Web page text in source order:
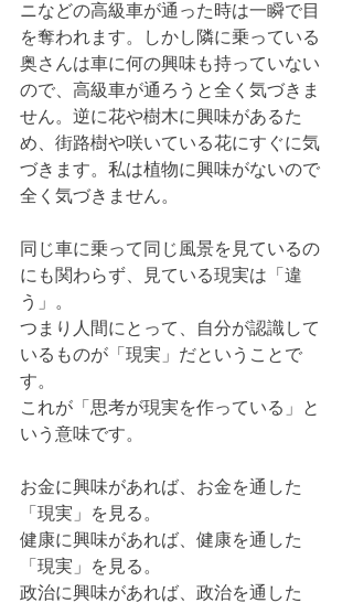
ニなどの高級車が通った時は一瞬で目
を奪われます。しかし隣に乗っている
奥さんは車に何の興味も持っていない
ので、高級車が通ろうと全く気づきま
せん。逆に花や樹木に興味があるた
め、街路樹や咲いている花にすぐに気
づきます。私は植物に興味がないので
全く気づきません。
同じ車に乗って同じ風景を見ているの
にも関わらず、見ている現実は「違
う」。
つまり人間にとって、自分が認識して
いるものが「現実」だということで
す。
これが「思考が現実を作っている」と
いう意味です。
お金に興味があれば、お金を通した
「現実」を見る。
健康に興味があれば、健康を通した
「現実」を見る。
政治に興味があれば、政治を通した